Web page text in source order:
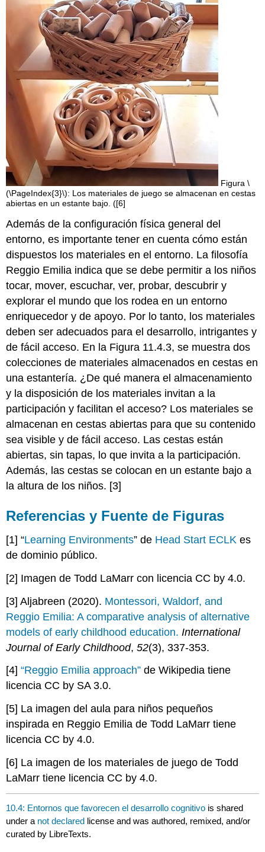
Figura \
(\PageIndex{3}\): Los materiales de juego se almacenan en cestas
abiertas en un estante bajo. ([6]
Además de la configuración física general del
entorno, es importante tener en cuenta cómo están
dispuestos los materiales en el entorno. La filosofía
Reggio Emilia indica que se debe permitir a los niños
tocar, mover, escuchar, ver, probar, descubrir y
explorar el mundo que los rodea en un entorno
enriquecedor y de apoyo. Por lo tanto, los materiales
deben ser adecuados para el desarrollo, intrigantes y
de fácil acceso. En la Figura 11.4.3, se muestra dos
colecciones de materiales almacenados en cestas en
una estantería. ¿De qué manera el almacenamiento
y la disposición de los materiales invitan a la
participación y facilitan el acceso? Los materiales se
almacenan en cestas abiertas para que su contenido
sea visible y de fácil acceso. Las cestas están
abiertas, sin tapas, lo que invita a la participación.
Además, las cestas se colocan en un estante bajo a
la altura de los niños. [3]
Referencias y Fuente de Figuras
[1] “Learning Environments” de Head Start ECLKes
de dominio público.
[2] Imagen de Todd LaMarr con licencia CC by 4.0.
[3] Aljabreen (2020). Montessori, Waldorf, and
Reggio Emilia: A comparative analysis of alternative
models of early childhood education. International
Journal of Early Childhood,52(3), 337-353.
[4]“Reggio Emilia approach”de Wikipedia tiene
licencia CC by SA 3.0.
[5] La imagen del aula para niños pequeños
inspirada en Reggio Emilia de Todd LaMarr tiene
licencia CC by 4.0.
[6] La imagen de los materiales de juego de Todd
LaMarr tiene licencia CC by 4.0.
10.4: Entornos que favorecen el desarrollo cognitivo is shared
under a not declared license and was authored, remixed, and/or
curated by LibreTexts.